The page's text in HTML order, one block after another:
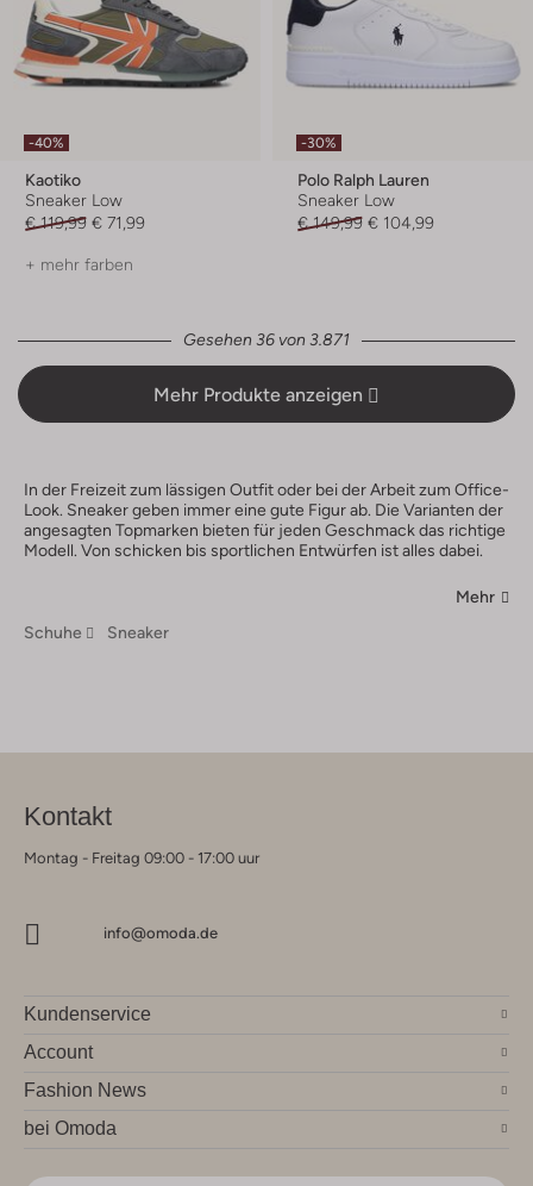
-40%
Kaotiko
Sneaker Low
€ 119,99 € 71,99
+ mehr farben
-30%
Polo Ralph Lauren
Sneaker Low
€ 149,99 € 104,99
Gesehen 36 von 3.871
Mehr Produkte anzeigen
In der Freizeit zum lässigen Outfit oder bei der Arbeit zum Office-
Look. Sneaker geben immer eine gute Figur ab. Die Varianten der
angesagten Topmarken bieten für jeden Geschmack das richtige
Modell. Von schicken bis sportlichen Entwürfen ist alles dabei.
Mehr
Schuhe
Sneaker
Kontakt
Montag - Freitag 09:00 - 17:00 uur
info@omoda.de
Kundenservice
Account
Fashion News
bei Omoda